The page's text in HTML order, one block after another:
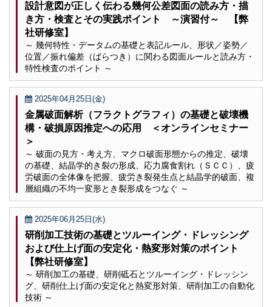
設計意図が正しく伝わる幾何公差図面の読み方・描
き方・検査とその実践ポイント ～演習付～ 【弊
社研修室】
～ 幾何特性・データムの基礎と表記ルール、形状／姿勢／
位置／振れ偏差（ばらつき）に関わる図面ルールと読み方・
特性検査のポイント ～
2025年04月25日(金)
金属破面解析（フラクトグラフィ）の基礎と破壊機
構・破損原因推定への応用 ＜オンラインセミナー
＞
～ 破面の見方・考え方、マクロ破面形態からの推定、破壊
の基礎、結晶学的き裂の形成、応力腐食割れ（ＳＣＣ）、疲
労破面の全体像を把握、疲労き裂発生点と結晶学的破面、複
層組織の不均一変形とき裂形成をつなぐ ～
2025年06月25日(水)
研削加工技術の基礎とツルーイング・ドレッシング
および仕上げ面の安定化・熱変形対策のポイント
【弊社研修室】
～ 研削加工の基礎、研削砥石とツルーイング・ドレッシン
グ、研削仕上げ面の安定化と熱変形対策、研削加工の自動化
技術 ～